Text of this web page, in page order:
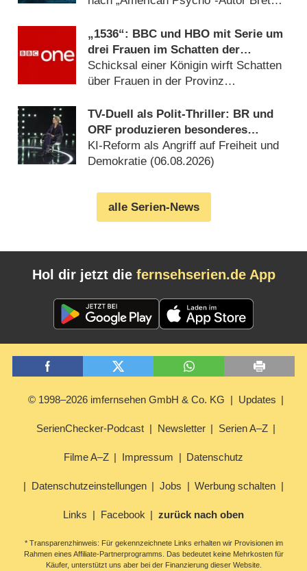
„1536“: BBC und HBO mit Serie um
drei Frauen im Schatten der
Verhaftung von Anne Boleyn
Schicksal einer Königin wirft Schatten
über Frauen in der Provinz
TV-Duell als Polit-Thriller: BR und
ORF produzieren besonderes
Fernseh-Kammerspiel
KI-Reform als Angriff auf Freiheit und
Demokratie (06.08.2026)
alle Serien-News
Hol dir jetzt die fernsehserien.de App
© 1998–2026 imfernsehen GmbH & Co. KG Updates
SerienChecker-Podcast Newsletter Serien A–Z
Filme A–Z Impressum Datenschutz
Datenschutzeinstellungen Jobs Werbung schalten
Links Facebook zurück nach oben
* Transparenzhinweis: Für gekennzeichnete Links erhalten wir Provisionen im
Rahmen eines Affiliate-Partnerprogramms. Das bedeutet keine Mehrkosten für
Käufer, unterstützt uns aber bei der Finanzierung dieser Website.